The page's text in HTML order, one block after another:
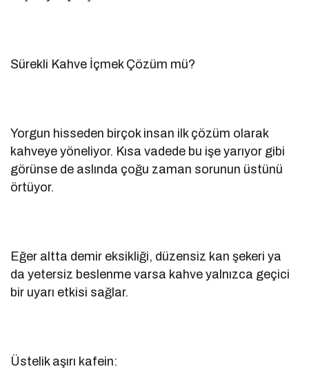
Sürekli Kahve İçmek Çözüm mü?
Yorgun hisseden birçok insan ilk çözüm olarak
kahveye yöneliyor. Kısa vadede bu işe yarıyor gibi
görünse de aslında çoğu zaman sorunun üstünü
örtüyor.
Eğer altta demir eksikliği, düzensiz kan şekeri ya
da yetersiz beslenme varsa kahve yalnızca geçici
bir uyarı etkisi sağlar.
Üstelik aşırı kafein: